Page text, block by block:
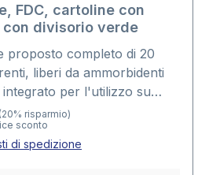
FDC, cartoline con
divisorio verde
proposto completo di 20
liberi da ammorbidenti
per l'utilizzo su
con copertina
rosso bordeaux o
usufruisce del robusto
(20% risparmio)
sconto
di spedizione